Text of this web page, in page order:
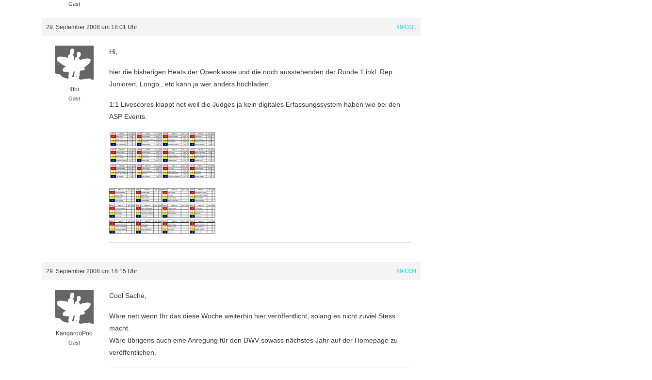
Gast
29. September 2008 um 18:01 Uhr #94331
t0bi
Gast
Hi,
hier die bisherigen Heats der Openklasse und die noch ausstehenden der Runde 1 inkl. Rep.
Junioren, Longb., etc kann ja wer anders hochladen.
1:1 Livescores klappt net weil die Judges ja kein digitales Erfassungssystem haben wie bei den
ASP Events.
29. September 2008 um 18:15 Uhr #94334
KangarooPoo
Gast
Cool Sache,
Wäre nett wenn Ihr das diese Woche weiterhin hier veröffentlicht, solang es nicht zuviel Stess
macht.
Wäre übrigens auch eine Anregung für den DWV sowass nächstes Jahr auf der Homepage zu
veröffentlichen.